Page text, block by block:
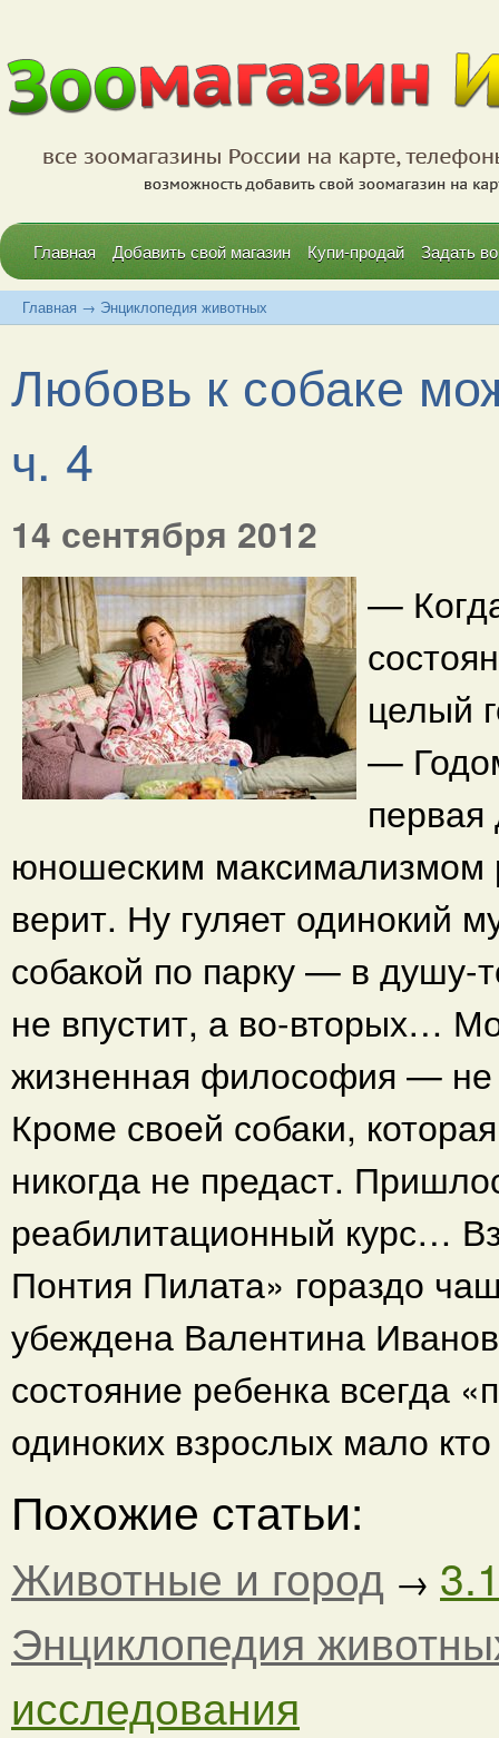
Главная Добавить свой магазин Купи-продай Задать
Главная → Энциклопедия животных
Любовь к собаке
ч. 4
14 сентября 2012
—
целый
—
юношеским
верит. Ну гуляет одинокий
собакой по парку — в
не впустит, а во-вторых…
жизненная философия — не
Кроме своей собаки,
никогда не предаст.
реабилитационный курс…
Понтия Пилата» гораздо
убеждена Валентина
состояние ребенка всегда
одиноких взрослых мало
Похожие статьи:
Животные и город →
Энциклопедия
исследования